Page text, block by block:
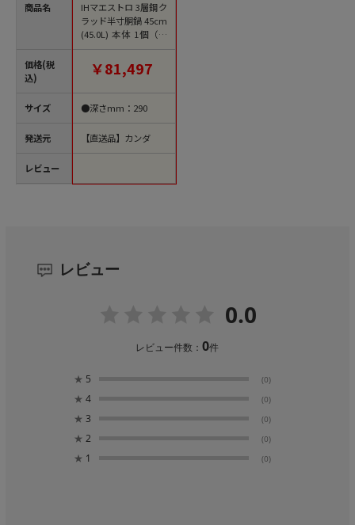
商品名
価格(税
込)
サイズ
発送元
レビュー
IHマエストロ 3層鋼ク
ラッド半寸胴鍋 45cm
(45.0L) 本体 1個（ご
注文単位1個）【直送
品】￥81,497
●深さmm：290
【直送品】カンダ
レビュー
0.0
レビュー件数：0件
★ 5 (0)
★ 4 (0)
★ 3 (0)
★ 2 (0)
★ 1 (0)